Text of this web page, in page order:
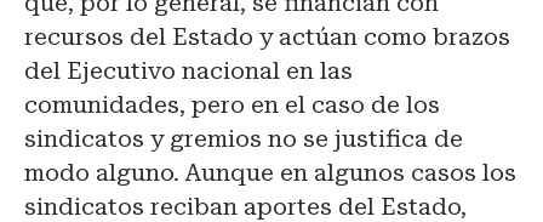
recursos del Estado y actúan como brazos
del Ejecutivo nacional en las
comunidades, pero en el caso de los
sindicatos y gremios no se justifica de
modo alguno. Aunque en algunos casos los
sindicatos reciban aportes del Estado,